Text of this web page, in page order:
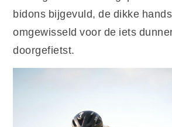
bidons bijgevuld, de dikke
omgewisseld voor de iets
doorgefietst.